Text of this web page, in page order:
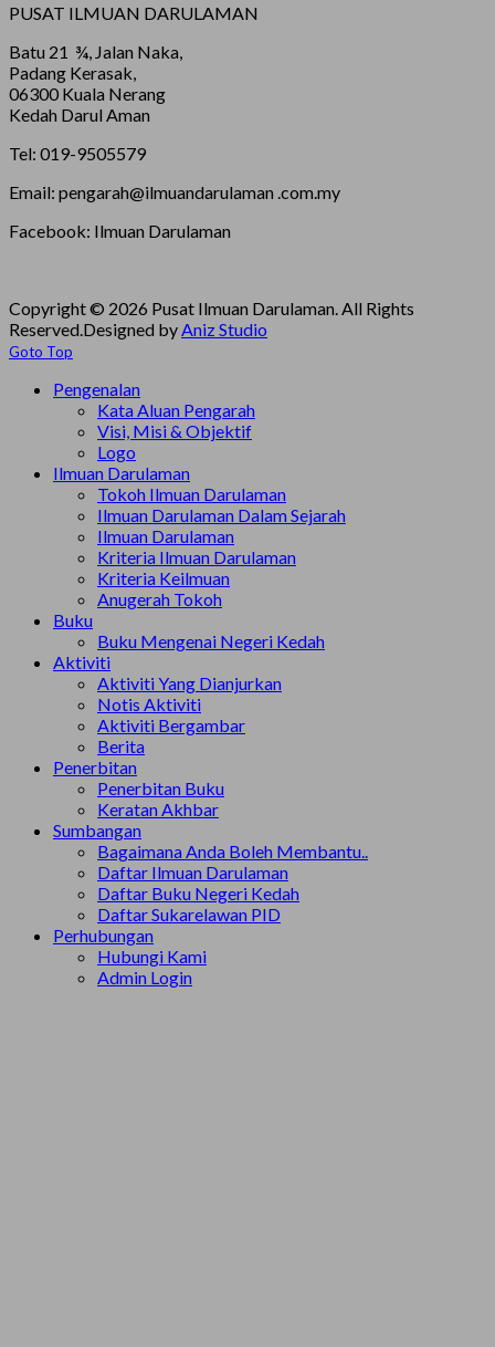
PUSAT ILMUAN DARULAMAN
Batu 21 ¾, Jalan Naka,
Padang Kerasak,
06300 Kuala Nerang
Kedah Darul Aman
Tel: 019-9505579
Email: pengarah@ilmuandarulaman .com.my
Facebook: Ilmuan Darulaman
Copyright © 2026 Pusat Ilmuan Darulaman. All Rights
Reserved.Designed byAniz Studio
Goto Top
Pengenalan
Kata Aluan Pengarah
Visi, Misi & Objektif
Logo
Ilmuan Darulaman
Tokoh Ilmuan Darulaman
Ilmuan Darulaman Dalam Sejarah
Ilmuan Darulaman
Kriteria Ilmuan Darulaman
Kriteria Keilmuan
Anugerah Tokoh
Buku
Buku Mengenai Negeri Kedah
Aktiviti
Aktiviti Yang Dianjurkan
Notis Aktiviti
Aktiviti Bergambar
Berita
Penerbitan
Penerbitan Buku
Keratan Akhbar
Sumbangan
Bagaimana Anda Boleh Membantu..
Daftar Ilmuan Darulaman
Daftar Buku Negeri Kedah
Daftar Sukarelawan PID
Perhubungan
Hubungi Kami
Admin Login